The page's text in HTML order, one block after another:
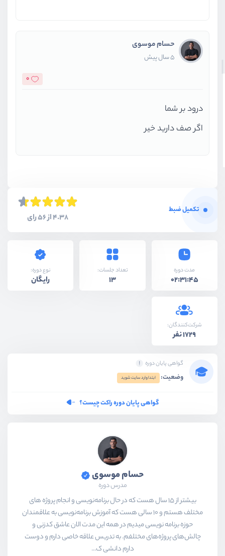
حسام موسوی
5 سال پیش
0
درود بر شما
اگر صف دارید خیر
تکمیل ضبط
4.38 از 56 رای
مدت دوره
02:31:45
تعداد جلسات:
13
نوع دوره:
رایگان
شرکت‌کنندگان:
1729 نفر
گواهی پایان دوره
وضعیت: ابتدا وارد سایت شوید
گواهی پایان دوره راکت چیست؟
حسام موسوی
مدرس دوره
بیشتر از ۱۵ سال هست که در حال برنامه‌نویسی و انجام پروژه های
مختلف هستم و ۱۰ سالی هست که آموزش برنامه‌نویسی به علاقمندان
حوزه برنامه نویسی میدیم در همه این مدت الان عاشق کدزنی و
چالش‌های پروژه‌های مختلفم. به تدریس علاقه خاصی دارم و دوست
دارم دانشی ک...